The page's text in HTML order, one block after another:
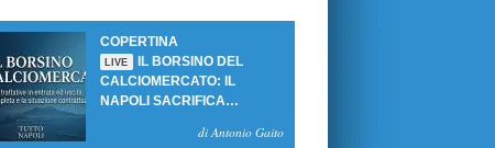
COPERTINA
LIVE
IL BORSINO DEL
CALCIOMERCATO: IL
NAPOLI SACRIFICA
SBLOCCANO ARRIVIdi Antonio Gaito